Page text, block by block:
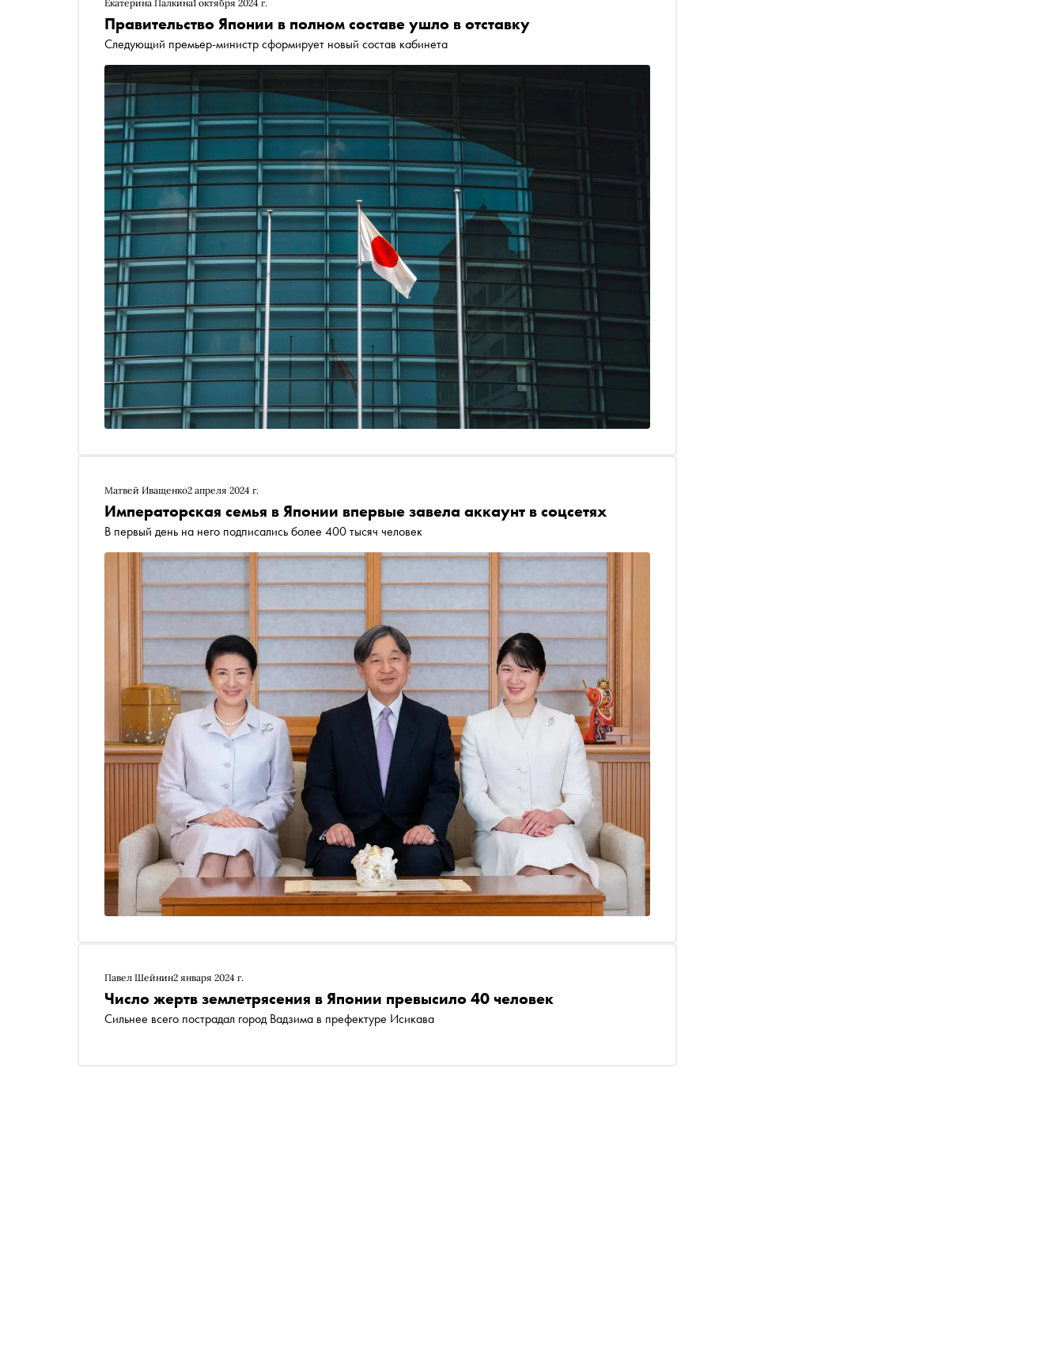
Екатерина Палкина1 октября 2024 г.
Правительство Японии в полном составе ушло в отставку
Следующий премьер-министр сформирует новый состав кабинета
Матвей Иващенко2 апреля 2024 г.
Императорская семья в Японии впервые завела аккаунт в соцсетях
В первый день на него подписались более 400 тысяч человек
Павел Шейнин2 января 2024 г.
Число жертв землетрясения в Японии превысило 40 человек
Сильнее всего пострадал город Вадзима в префектуре Исикава